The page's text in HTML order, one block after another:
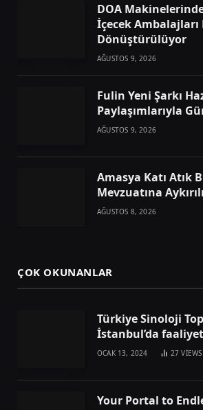
DOA
İçecek Ambalajları
Dönüştürülüyor
AĞUSTOS 9, 2026
Fulin Yeni Şarkı
Paylaşımlarıyla
AĞUSTOS 9, 2026
Amasya Katı Atık
Mevzuatına
AĞUSTOS 8, 2026
ÇOK OKUNANLAR
Türkiye Sinoloji
İstanbul’da
OCAK 13, 2024 27VIEWS
Your Portal to